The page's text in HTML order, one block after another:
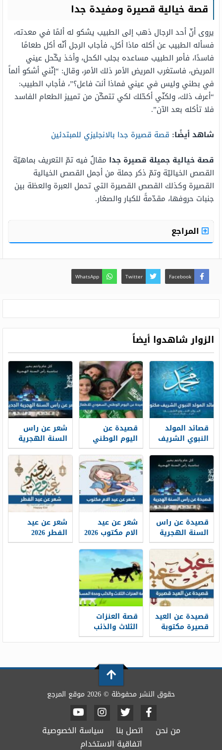
قصة خيالية قصيرة ومفيدة جدا
يروى أنّ أحد الرجال ذهب إلى الطبيب يشكو له ألمًا في معدته،
فسأله الطبيب عن أكله ماذا أكل، فأجاب الرجل أنّه أكل طعامًا
فاسدًا، فأمر الطبيب مساعده بجلب الكحل، وأخذ يكّحل عيني
المريض، فاستغرب المريض الأمر ذلك الأمر، وقال: “إنّني أشكو ألماً
في بطني وليس في عيني فماذا أنت فاعل؟”، فأجاب الطبيب:
“أعرف ذلك، ولكنّي أكحّلك لكي تتمكّن من تمييز الطعام الفاسد
فلا تأكله بعد الآن”.
شاهد أيضًا: قصة قصيرة جدا بالانجليزي للمبتدئين
قصة خيالية جميلة قصيرة جدا مقالٌ فيه تمّ التعريف بماهيّة
القصص الخياليّة وتمّ ذكر جملة من أجمل القصص الخيالية
القصيرة وكذلك القصص القصيرة التي تحمل العبرة والعظة بين
جنبات حروفها، مقدّمةً للكبار والصغار.
المراجع
Facebook
Twitter
WhatsApp
الزوار شاهدوا أيضاً
قصائد المولد
النبوي الشريف
مكتوبة 1448
قصيدة عن
اليوم الوطني
السعودي
للاطفال 1448
شعر عن راس
السنة الهجرية
الجديدة 1448 ،
قصائد وأشعار
عن العام
الهجري الجديد
قصيدة عن راس
السنة الهجرية
1448 ترحيب في
العام الجديد
شعر عن عيد
الام مكتوب 2026
قصيدة للام في
يوم الأم
شعر عن عيد
الفطر 2026
افضل قصائد
قصيدة عن العيد
قصيرة مكتوبة
2026 ابيات
المبارك
قصة العنزات
الثلاث والذئب
وحدة المسكن
حقوق النشر محفوظة © 2026 موقع المرجع
من نحن اتصل بنا
سياسة الخصوصية
اتفاقية الاستخدام